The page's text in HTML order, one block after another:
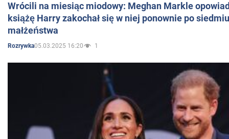
Wrócili na miesiąc miodowy: Meghan Markle
książę Harry zakochał się w niej ponownie po
małżeństwa
Rozrywka05.03.2025 16:20 1